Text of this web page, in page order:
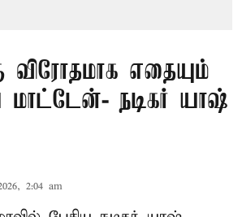
விரோதமாக எதையும்
நடிகர் யாஷ்
2:04 am